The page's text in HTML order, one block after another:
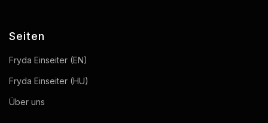
Seiten
Fryda Einseiter (EN)
Fryda Einseiter (HU)
Über uns